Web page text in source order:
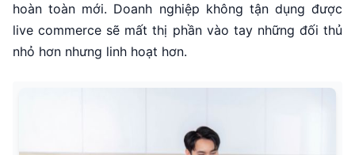
hoàn toàn mới. Doanh nghiệp không tận dụng được
live commerce sẽ mất thị phần vào tay những đối thủ
nhỏ hơn nhưng linh hoạt hơn.